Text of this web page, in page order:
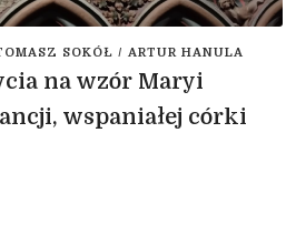
SOKÓŁ / ARTUR HANULA
na wzór Maryi
wspaniałej córki